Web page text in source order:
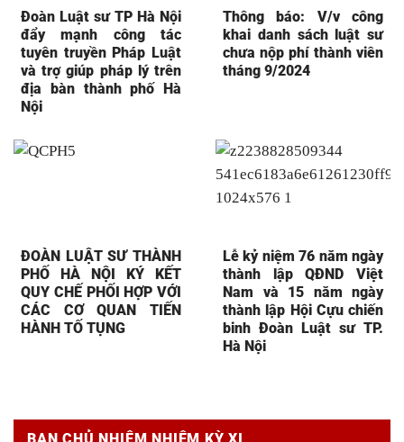
Đoàn Luật sư TP Hà Nội
đẩy mạnh công tác
tuyên truyền Pháp Luật
và trợ giúp pháp lý trên
địa bàn thành phố Hà
Nội
Thông báo: V/v công
khai danh sách luật sư
chưa nộp phí thành viên
tháng 9/2024
ĐOÀN LUẬT SƯ THÀNH
PHỐ HÀ NỘI KÝ KẾT
QUY CHẾ PHỐI HỢP VỚI
CÁC CƠ QUAN TIẾN
HÀNH TỐ TỤNG
Lễ kỷ niệm 76 năm ngày
thành lập QĐND Việt
Nam và 15 năm ngày
thành lập Hội Cựu chiến
binh Đoàn Luật sư TP.
Hà Nội